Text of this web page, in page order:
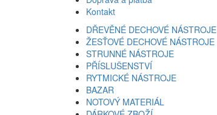
Kontakt
DŘEVĚNÉ DECHOVÉ NÁSTROJE
ŽESŤOVÉ DECHOVÉ NÁSTROJE
STRUNNÉ NÁSTROJE
PŘÍSLUŠENSTVÍ
RYTMICKÉ NÁSTROJE
BAZAR
NOTOVÝ MATERIÁL